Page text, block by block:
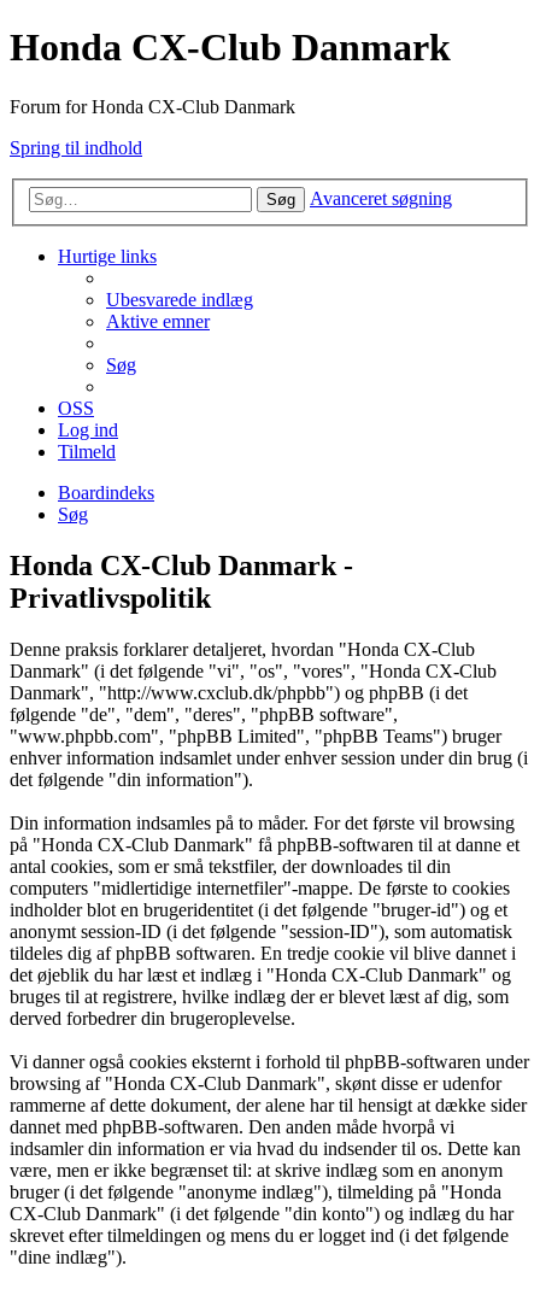
Honda CX-Club Danmark
Forum for Honda CX-Club Danmark
Spring til indhold
Søg Avanceret søgning
Hurtige links
Ubesvarede indlæg
Aktive emner
Søg
OSS
Log ind
Tilmeld
Boardindeks
Søg
Honda CX-Club Danmark -
Privatlivspolitik
Denne praksis forklarer detaljeret, hvordan "Honda CX-Club
Danmark" (i det følgende "vi", "os", "vores", "Honda CX-Club
Danmark", "http://www.cxclub.dk/phpbb") og phpBB (i det
følgende "de", "dem", "deres", "phpBB software",
"www.phpbb.com", "phpBB Limited", "phpBB Teams") bruger
enhver information indsamlet under enhver session under din brug (i
det følgende "din information").
Din information indsamles på to måder. For det første vil browsing
på "Honda CX-Club Danmark" få phpBB-softwaren til at danne et
antal cookies, som er små tekstfiler, der downloades til din
computers "midlertidige internetfiler"-mappe. De første to cookies
indholder blot en brugeridentitet (i det følgende "bruger-id") og et
anonymt session-ID (i det følgende "session-ID"), som automatisk
tildeles dig af phpBB softwaren. En tredje cookie vil blive dannet i
det øjeblik du har læst et indlæg i "Honda CX-Club Danmark" og
bruges til at registrere, hvilke indlæg der er blevet læst af dig, som
derved forbedrer din brugeroplevelse.
Vi danner også cookies eksternt i forhold til phpBB-softwaren under
browsing af "Honda CX-Club Danmark", skønt disse er udenfor
rammerne af dette dokument, der alene har til hensigt at dække sider
dannet med phpBB-softwaren. Den anden måde hvorpå vi
indsamler din information er via hvad du indsender til os. Dette kan
være, men er ikke begrænset til: at skrive indlæg som en anonym
bruger (i det følgende "anonyme indlæg"), tilmelding på "Honda
CX-Club Danmark" (i det følgende "din konto") og indlæg du har
skrevet efter tilmeldingen og mens du er logget ind (i det følgende
"dine indlæg").